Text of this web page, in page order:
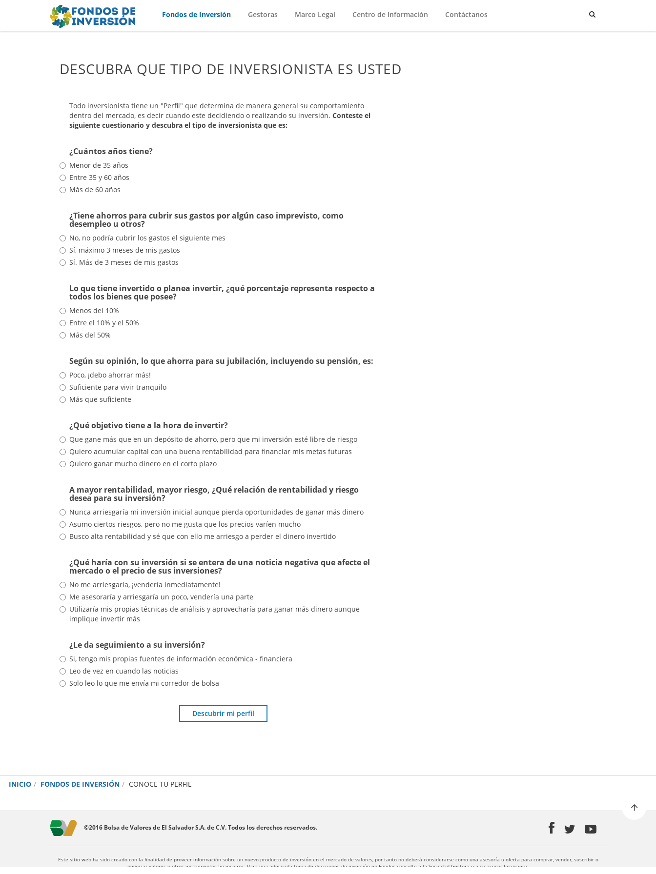
Fondos de Inversión Gestoras Marco Legal Centro de Información Contáctanos
DESCUBRA QUE TIPO DE INVERSIONISTA ES USTED
Todo inversionista tiene un "Perfil" que determina de manera general su comportamiento
dentro del mercado, es decir cuando este decidiendo o realizando su inversión. Conteste el
siguiente cuestionario y descubra el tipo de inversionista que es:
¿Cuántos años tiene?
Menor de 35 años
Entre 35 y 60 años
Más de 60 años
¿Tiene ahorros para cubrir sus gastos por algún caso imprevisto, como
desempleo u otros?
No, no podría cubrir los gastos el siguiente mes
Sí, máximo 3 meses de mis gastos
Sí. Más de 3 meses de mis gastos
Lo que tiene invertido o planea invertir, ¿qué porcentaje representa respecto a
todos los bienes que posee?
Menos del 10%
Entre el 10% y el 50%
Más del 50%
Según su opinión, lo que ahorra para su jubilación, incluyendo su pensión, es:
Poco, ¡debo ahorrar más!
Suficiente para vivir tranquilo
Más que suficiente
¿Qué objetivo tiene a la hora de invertir?
Que gane más que en un depósito de ahorro, pero que mi inversión esté libre de riesgo
Quiero acumular capital con una buena rentabilidad para financiar mis metas futuras
Quiero ganar mucho dinero en el corto plazo
A mayor rentabilidad, mayor riesgo, ¿Qué relación de rentabilidad y riesgo
desea para su inversión?
Nunca arriesgaría mi inversión inicial aunque pierda oportunidades de ganar más dinero
Asumo ciertos riesgos, pero no me gusta que los precios varíen mucho
Busco alta rentabilidad y sé que con ello me arriesgo a perder el dinero invertido
¿Qué haría con su inversión si se entera de una noticia negativa que afecte el
mercado o el precio de sus inversiones?
No me arriesgaría, ¡vendería inmediatamente!
Me asesoraría y arriesgaría un poco, vendería una parte
Utilizaría mis propias técnicas de análisis y aprovecharía para ganar más dinero aunque
implique invertir más
¿Le da seguimiento a su inversión?
Si, tengo mis propias fuentes de información económica - financiera
Leo de vez en cuando las noticias
Solo leo lo que me envía mi corredor de bolsa
Descubrir mi perfil
INICIO FONDOS DE INVERSIÓN CONOCE TU PERFIL
©2016 Bolsa de Valores de El Salvador S.A. de C.V. Todos los derechos reservados.
Este sitio web ha sido creado con la finalidad de proveer información sobre un nuevo producto de inversión en el mercado de valores, por tanto no deberá considerarse como una asesoría u oferta para comprar, vender, suscribir o
negociar valores u otros instrumentos financieros. Para una adecuada toma de decisiones de inversión en Fondos consulte a la Sociedad Gestora o a su asesor financiero.